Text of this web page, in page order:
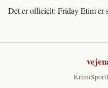
Det er officielt: Friday Etim
KrimiSport